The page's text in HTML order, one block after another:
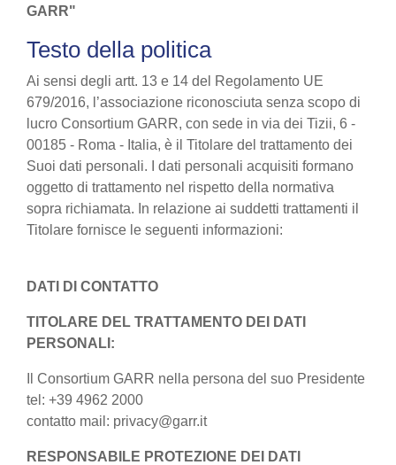
GARR"
Testo della politica
Ai sensi degli artt. 13 e 14 del Regolamento UE
679/2016, l’associazione riconosciuta senza scopo di
lucro Consortium GARR, con sede in via dei Tizii, 6 -
00185 - Roma - Italia, è il Titolare del trattamento dei
Suoi dati personali. I dati personali acquisiti formano
oggetto di trattamento nel rispetto della normativa
sopra richiamata. In relazione ai suddetti trattamenti il
Titolare fornisce le seguenti informazioni:
DATI DI CONTATTO
TITOLARE DEL TRATTAMENTO DEI DATI
PERSONALI:
Il Consortium GARR nella persona del suo Presidente
tel: +39 4962 2000
contatto mail: privacy@garr.it
RESPONSABILE PROTEZIONE DEI DATI